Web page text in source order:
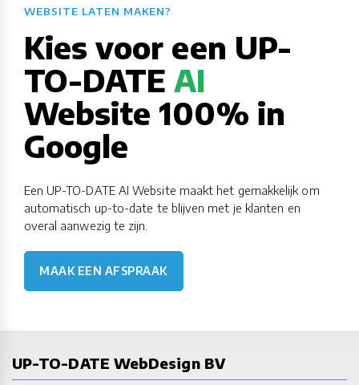
WEBSITE LATEN MAKEN?​​​​​​​​​​​​​​
Kies voor een UP-
TO-DATE AI
Website 100% in
Google
Een UP-TO-DATE AI Website maakt het gemakkelijk om
automatisch up-to-date te blijven met je klanten en
overal aanwezig te zijn.
MAAK EEN AFSPRAAK
UP-TO-DATE WebDesign BV